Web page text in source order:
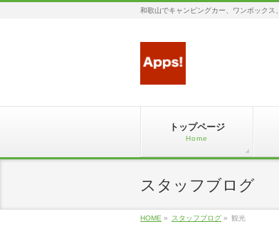
和歌山でキャンピングカー、ワンボックス
トップページ
Home
スタッフブログ
HOME » スタッフブログ » 観光